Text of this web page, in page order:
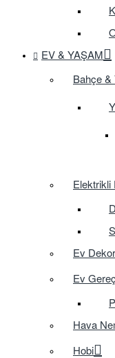
EV & YAŞAM
Bahçe &
Elektrikli
Ev
Ev
Hava
Hobi